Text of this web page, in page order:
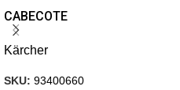
CABECOTE
Kärcher
SKU: 93400660